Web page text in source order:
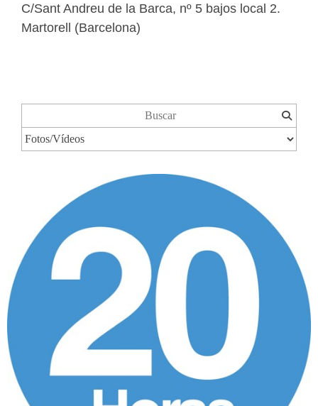
C/Sant Andreu de la Barca, nº 5 bajos local 2.
Martorell (Barcelona)